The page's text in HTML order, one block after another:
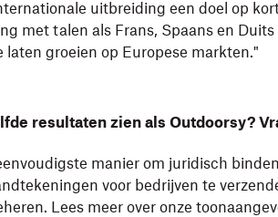
uitbreiding een doel op
met talen als Frans, Spaans en
laten groeien op Europese markten."
resultaten zien als Outdoorsy?
manier om juridisch
voor bedrijven te
Lees meer over onze